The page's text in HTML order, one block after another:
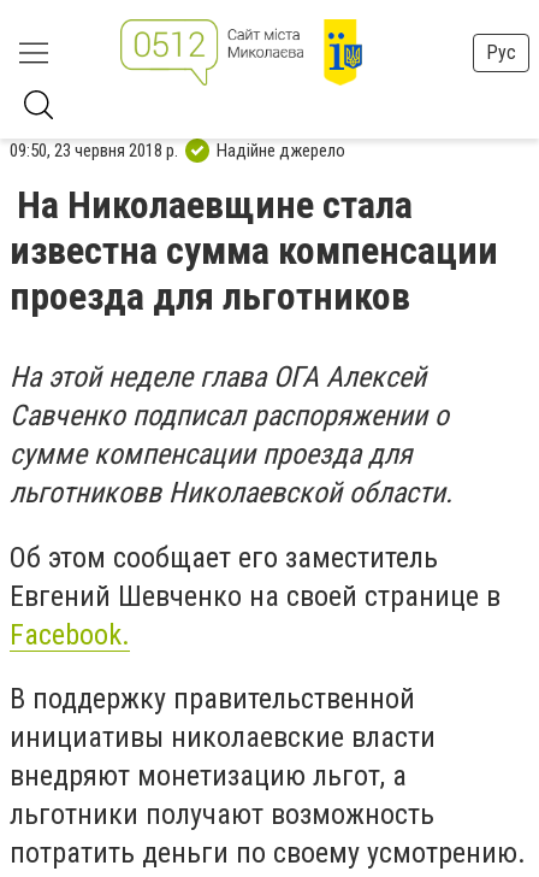
Рус
09:50, 23 червня 2018 р. Надійне джерело
На Николаевщине стала
известна сумма компенсации
проезда для льготников
На этой неделе глава ОГА Алексей
Савченко подписал распоряжении о
сумме компенсации проезда для
льготниковв Николаевской области.
Об этом сообщает его заместитель
Евгений Шевченко на своей странице в
Facebook.
В поддержку правительственной
инициативы николаевские власти
внедряют монетизацию льгот, а
льготники получают возможность
потратить деньги по своему усмотрению.